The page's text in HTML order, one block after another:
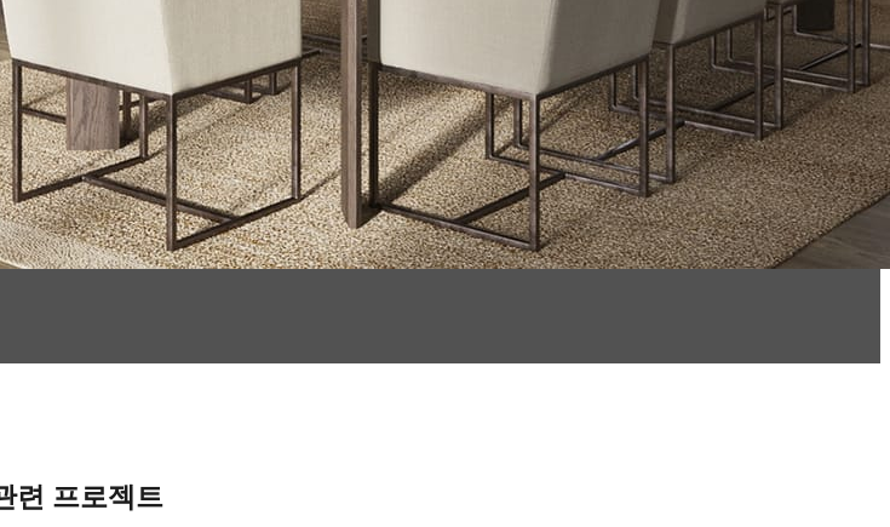
련 프로젝트